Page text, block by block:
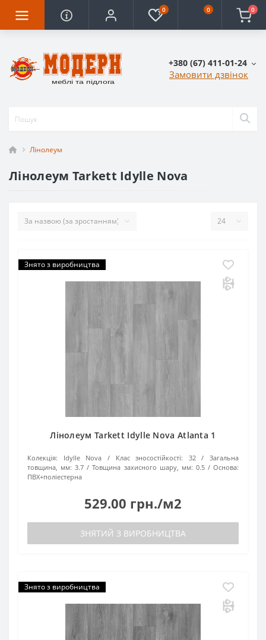
0 0 0
+380 (67) 411-01-24
Замовити дзвінок
Лінолеум
Лінолеум Tarkett Idylle Nova
Знято з виробництва
Лінолеум Tarkett Idylle Nova Atlanta 1
Колекція: Idylle Nova Клас зносостійкості: 32
Загальна
товщина, мм: 3.7 Товщина захисного шару, мм: 0.5
Основа:
ПВХ+поліестерна
529.00 грн./м2
ЗНЯТИЙ З ВИРОБНИЦТВА
Знято з виробництва